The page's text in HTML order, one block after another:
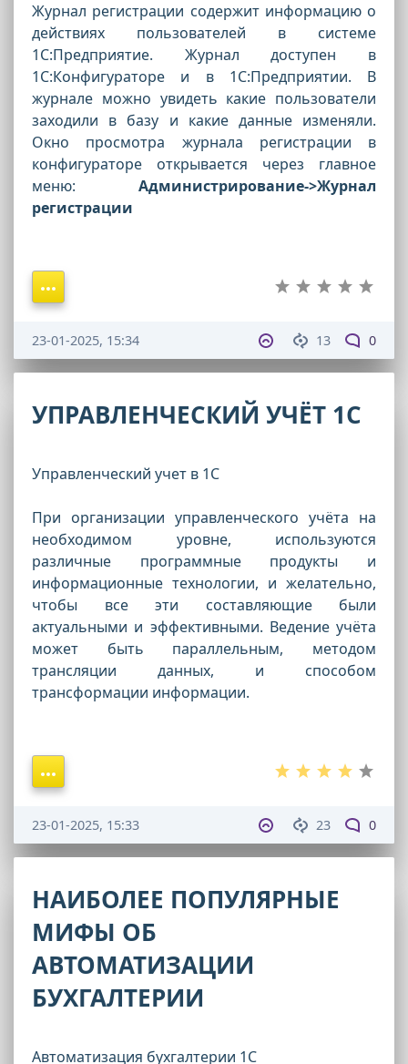
Журнал регистрации содержит информацию о
действиях пользователей в системе
1С:Предприятие. Журнал доступен в
1С:Конфигураторе и в 1С:Предприятии. В
журнале можно увидеть какие пользователи
заходили в базу и какие данные изменяли.
Окно просмотра журнала регистрации в
конфигураторе открывается через главное
меню:
Администрирование->Журнал
регистрации
13 0
23-01-2025, 15:34
УПРАВЛЕНЧЕСКИЙ УЧЁТ 1С
Управленческий учет в 1С
При организации управленческого учёта на
необходимом уровне, используются
различные программные продукты и
информационные технологии, и желательно,
чтобы все эти составляющие были
актуальными и эффективными. Ведение учёта
может быть параллельным, методом
трансляции данных, и способом
трансформации информации.
23 0
23-01-2025, 15:33
НАИБОЛЕЕ ПОПУЛЯРНЫЕ
МИФЫ ОБ
АВТОМАТИЗАЦИИ
БУХГАЛТЕРИИ
Автоматизация бухгалтерии 1С